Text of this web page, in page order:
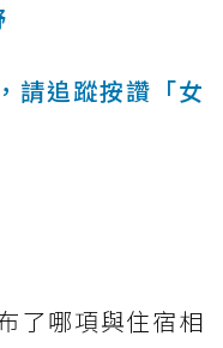
請追蹤按讚「女
了哪項與住宿相